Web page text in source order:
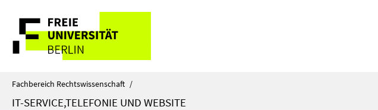
direkt
Inhalt
Service-
Navigation
Fachbereich Rechtswissenschaft /
IT-SERVICE,TELEFONIE UND WEBSITE